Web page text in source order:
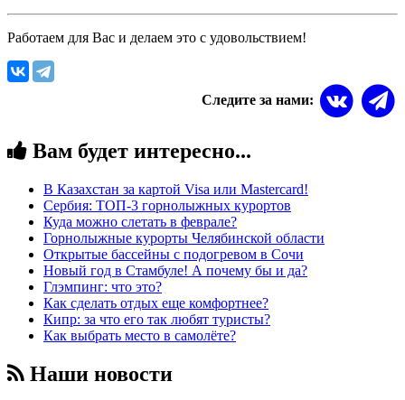
Работаем для Вас и делаем это с удовольствием!
Следите за нами:
Вам будет интересно...
В Казахстан за картой Visa или Masterсard!
Сербия: ТОП-3 горнолыжных курортов
Куда можно слетать в феврале?
Горнолыжные курорты Челябинской области
Открытые бассейны с подогревом в Сочи
Новый год в Стамбуле! А почему бы и да?
Глэмпинг: что это?
Как сделать отдых еще комфортнее?
Кипр: за что его так любят туристы?
Как выбрать место в самолёте?
Наши новости